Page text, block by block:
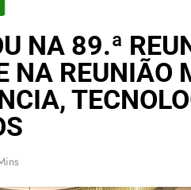
NA 89.ª
NA REUNIÃO